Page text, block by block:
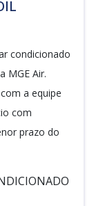
condicionado
MGE Air.
a equipe
com
prazo do